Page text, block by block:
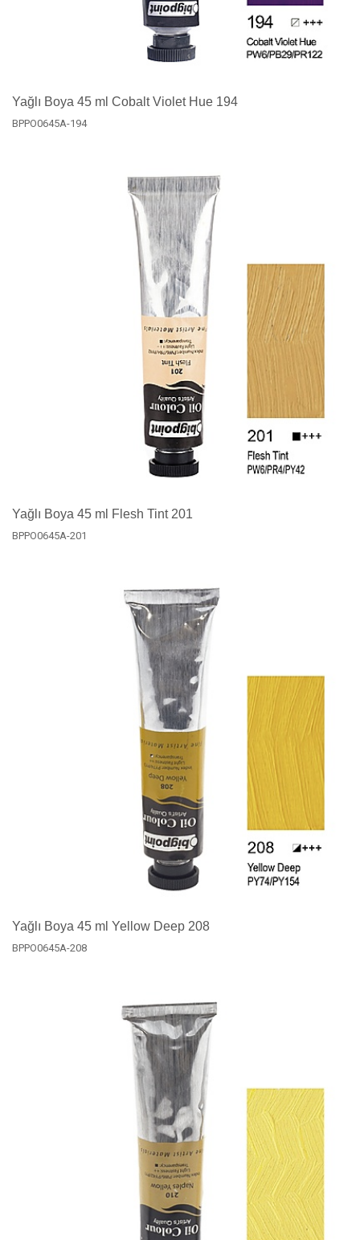
Yağlı Boya 45 ml Cobalt Violet Hue 194
BPPO0645A-194
Yağlı Boya 45 ml Flesh Tint 201
BPPO0645A-201
Yağlı Boya 45 ml Yellow Deep 208
BPPO0645A-208